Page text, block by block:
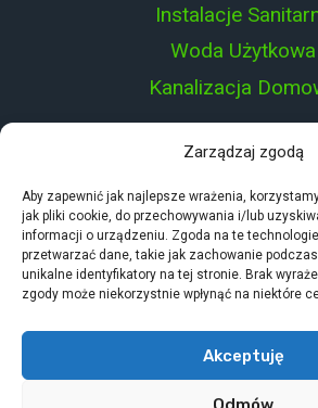
Zarządzaj zgodą
Aby zapewnić jak najlepsze wrażenia,
jak pliki cookie, do przechowywania i/lub
informacji o urządzeniu. Zgoda na te
przetwarzać dane, takie jak zachowanie
unikalne identyfikatory na tej stronie. Brak
zgody może niekorzystnie wpłynąć na niektóre
Akceptuję
Instalacje
Woda Użytkowa
Kanalizacja
PROJEKT STRONY:
© 2026 NovoInstal - Damian